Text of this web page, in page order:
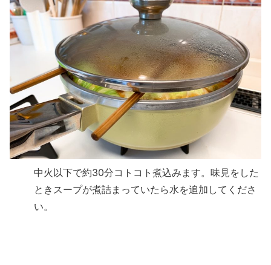
中火以下で約30分コトコト煮込みます。味見をした
ときスープが煮詰まっていたら水を追加してくださ
い。